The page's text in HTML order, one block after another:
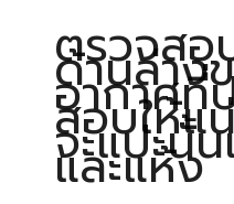
ตรวจส
ด้านล่าง
อากาศที่
สอบให้แ
จะแปะนั้
และแห้ง